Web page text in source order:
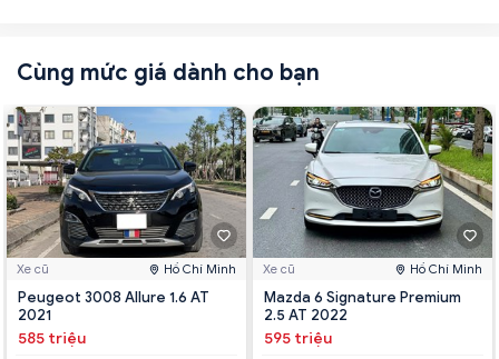
Cùng mức giá dành cho bạn
Xe cũ Hồ Chí Minh
Peugeot 3008 Allure 1.6 AT
2021
585 triệu
Xe cũ Hồ Chí Minh
Mazda 6 Signature Premium
2.5 AT 2022
595 triệu